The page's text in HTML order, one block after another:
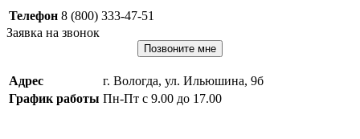
Телефон 8 (800) 333-47-51
Заявка на звонок
Позвоните мне
Адрес
г. Вологда, ул. Ильюшина, 9б
График работы Пн-Пт с 9.00 до 17.00